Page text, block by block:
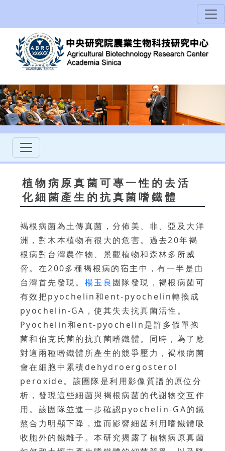
植物病原真菌可專一性的去活
化細菌產生的抗真菌嗜鐵體
褐根病菌為土傳真菌，分佈美、非、亞及大洋
洲，對木本植物有很大的危害。過去20年褐
根病對台灣農作物、景觀植物和森林多所威
脅。在200多種褐根病的宿主中，有一半是由
台灣首先發現。 楊玉良 團隊發現，褐根病菌可
有效把pyochelin和ent-pyochelin轉換成
pyochelin-GA，使其失去抗真菌活性。
Pyochelin和ent-pyochelin是許多假單孢
菌和伯克氏菌的抗真菌嗜鐵體。同時，為了應
對這兩種嗜鐵體所產生的競爭壓力，褐根病菌
會在細胞中累積dehydroergosterol
peroxide。該團隊是利用影像質譜的原位分
析，發現這些細菌與褐根病菌的代謝物交互作
用。該團隊並進一步確認pyochelin-GA的鐵
熬合力明顯下降，進而影響細菌利用嗜鐵體吸
收胞外的鐵離子。本研究揭露了植物病原真菌